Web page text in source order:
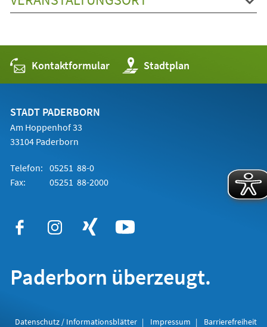
Kontaktformular Stadtplan
(Öffnet
in
einem
STADT PADERBORN
Am Hoppenhof 33
33104 Paderborn
Telefon: 05251 88-0
Fax:
05251 88-2000
Paderborn überzeugt.
Datenschutz / Informationsblätter Impressum
Barrierefreiheit